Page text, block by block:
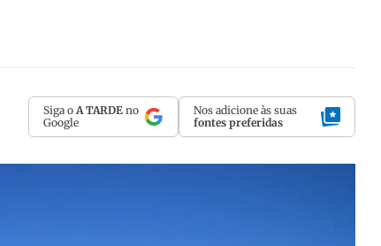
Siga o A TARDE no
Google
Nos adicione às suas
fontes preferidas